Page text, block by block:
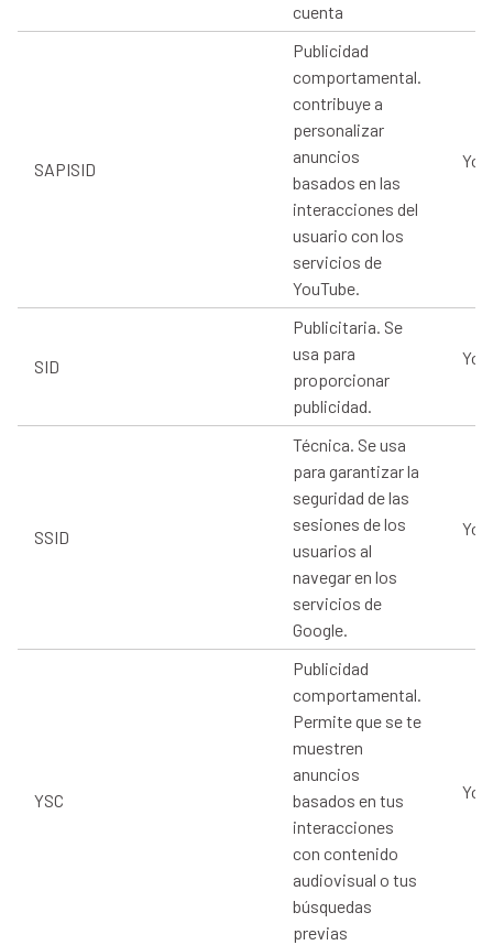
cuenta
SAPISID
Publicidad
comportamental.
contribuye a
personalizar
anuncios
basados en las
interacciones del
usuario con los
servicios de
YouTube.
SID
Publicitaria. Se
usa para
proporcionar
publicidad.
SSID
Técnica. Se usa
para garantizar la
seguridad de las
sesiones de los
usuarios al
navegar en los
servicios de
Google.
YSC
Publicidad
comportamental.
Permite que se te
muestren
anuncios
basados en tus
interacciones
con contenido
audiovisual o tus
búsquedas
previas